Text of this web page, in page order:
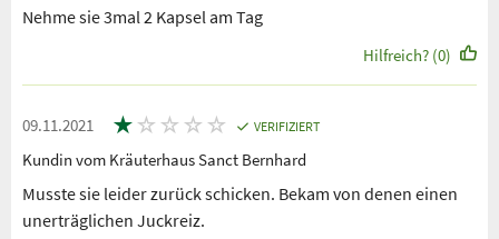
Nehme sie 3mal 2 Kapsel am Tag
Hilfreich? (0)
09.11.2021 ★ ☆ ☆ ☆ ☆ VERIFIZIERT
Kundin vom Kräuterhaus Sanct Bernhard
Musste sie leider zurück schicken. Bekam von denen einen
unerträglichen Juckreiz.